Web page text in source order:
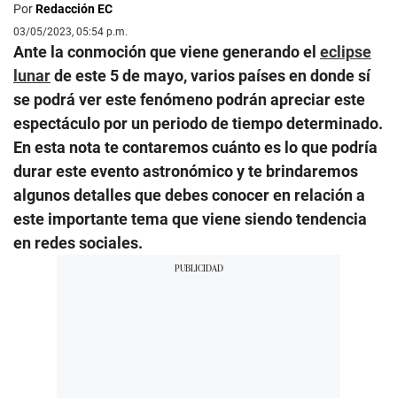
PorRedacción EC
03/05/2023, 05:54 p.m.
Ante la conmoción que viene generando el eclipse
lunarde este 5 de mayo, varios países en donde sí
se podrá ver este fenómeno podrán apreciar este
espectáculo por un periodo de tiempo determinado.
En esta nota te contaremos cuánto es lo que podría
durar este evento astronómico y te brindaremos
algunos detalles que debes conocer en relación a
este importante tema que viene siendo tendencia
en redes sociales.